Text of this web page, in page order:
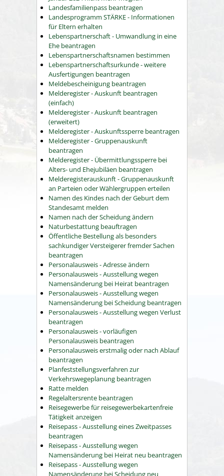
Landesfamilienpass beantragen
Landesprogramm STÄRKE - Informationen
für Eltern erhalten
Lebenspartnerschaft - Umwandlung in eine
Ehe beantragen
Lebenspartnerschaftsnamen bestimmen
Lebenspartnerschaftsurkunde - weitere
Ausfertigungen beantragen
Meldebescheinigung beantragen
Melderegister - Auskunft beantragen
(einfach)
Melderegister - Auskunft beantragen
(erweitert)
Melderegister - Auskunftssperre beantragen
Melderegister - Gruppenauskunft
beantragen
Melderegister - Übermittlungssperre bei
Alters- und Ehejubiläen beantragen
Melderegisterauskunft - Gruppenauskunft
an Parteien oder Wählergruppen erteilen
Namen des Kindes nach der Geburt dem
Standesamt melden
Namen nach der Scheidung ändern
Naturbestattung beauftragen
Öffentliche Bestellung als besonders
sachkundiger Versteigerer fremder Sachen
beantragen
Personalausweis - Adresse ändern
Personalausweis - Ausstellung wegen
Namensänderung bei Heirat beantragen
Personalausweis - Ausstellung wegen
Namensänderung bei Scheidung beantragen
Personalausweis - Ausstellung wegen Verlust
beantragen
Personalausweis - vorläufigen
Personalausweis beantragen
Personalausweis erstmalig oder nach Ablauf
beantragen
Planfeststellungsverfahren zur
Verkehrswegeplanung beantragen
Ratte melden
Regelaltersrente beantragen
Reisegewerbe für reisegewerbekartenfreie
Tätigkeit anzeigen
Reisepass - Ausstellung eines Zweitpasses
beantragen
Reisepass - Ausstellung wegen
Namensänderung bei Heirat neu beantragen
Reisepass - Ausstellung wegen
Namensänderung bei Scheidung neu